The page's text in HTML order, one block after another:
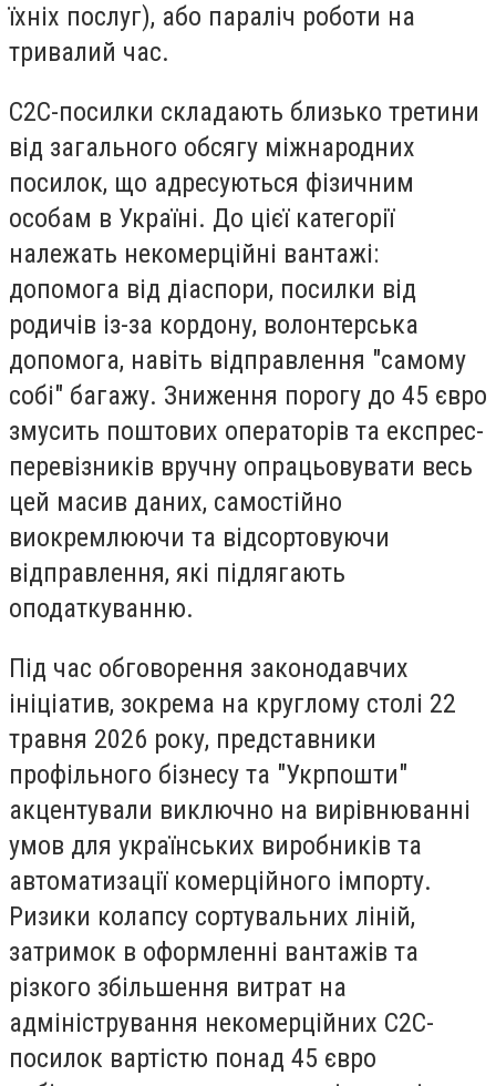
їхніх послуг), або параліч роботи на
тривалий час.
C2C-посилки складають близько третини
від загального обсягу міжнародних
посилок, що адресуються фізичним
особам в Україні. До цієї категорії
належать некомерційні вантажі:
допомога від діаспори, посилки від
родичів із-за кордону, волонтерська
допомога, навіть відправлення "самому
собі" багажу. Зниження порогу до 45 євро
змусить поштових операторів та експрес-
перевізників вручну опрацьовувати весь
цей масив даних, самостійно
виокремлюючи та відсортовуючи
відправлення, які підлягають
оподаткуванню.
Під час обговорення законодавчих
ініціатив, зокрема на круглому столі 22
травня 2026 року, представники
профільного бізнесу та "Укрпошти"
акцентували виключно на вирівнюванні
умов для українських виробників та
автоматизації комерційного імпорту.
Ризики колапсу сортувальних ліній,
затримок в оформленні вантажів та
різкого збільшення витрат на
адміністрування некомерційних C2C-
посилок вартістю понад 45 євро